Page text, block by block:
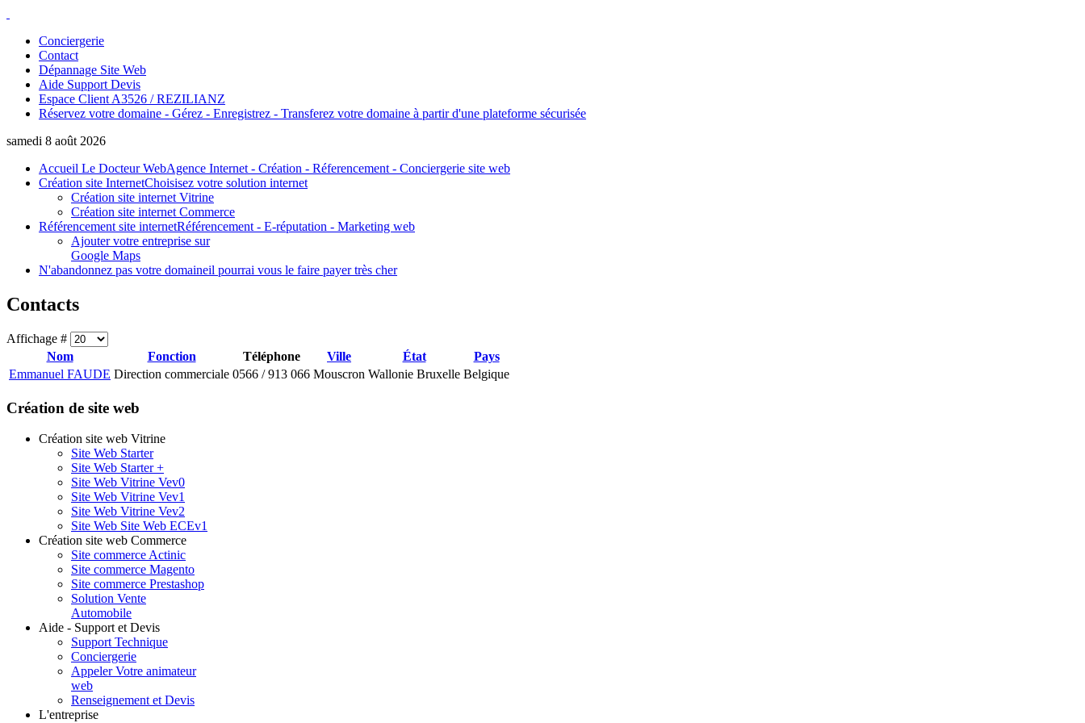
Conciergerie
Contact
Dépannage Site Web
Aide Support Devis
Espace Client A3526 / REZILIANZ
Réservez votre domaine - Gérez - Enregistrez - Transferez votre domaine à partir d'une plateforme sécurisée
samedi 8 août 2026
Accueil Le Docteur WebAgence Internet - Création - Réferencement - Conciergerie site web
Création site InternetChoisisez votre solution internet
Création site internet Vitrine
Création site internet Commerce
Référencement site internetRéférencement - E-réputation - Marketing web
Ajouter votre entreprise sur
Google Maps
N'abandonnez pas votre domaineil pourrai vous le faire payer très cher
Contacts
Affichage #
Nom
Fonction Téléphone Ville État
Pays
Emmanuel FAUDE Direction commerciale 0566 / 913 066 Mouscron Wallonie Bruxelle Belgique
Création de site web
Création site web Vitrine
Site Web Starter
Site Web Starter +
Site Web Vitrine Vev0
Site Web Vitrine Vev1
Site Web Vitrine Vev2
Site Web Site Web ECEv1
Création site web Commerce
Site commerce Actinic
Site commerce Magento
Site commerce Prestashop
Solution Vente
Automobile
Aide - Support et Devis
Support Technique
Conciergerie
Appeler Votre animateur
web
Renseignement et Devis
L'entreprise